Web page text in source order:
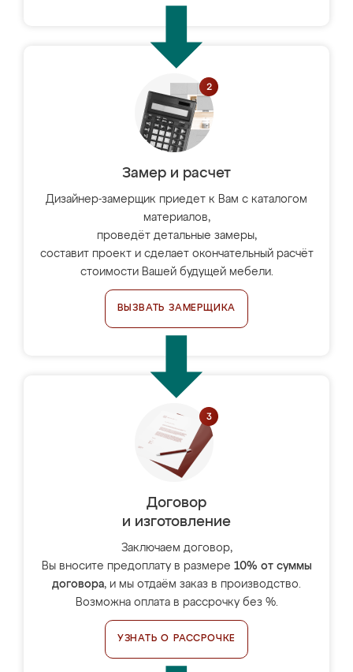
Замер и расчет
Дизайнер-замерщик приедет к Вам с каталогом
материалов,
проведёт детальные замеры,
составит проект и сделает окончательный расчёт
стоимости Вашей будущей мебели.
ВЫЗВАТЬ ЗАМЕРЩИКА
Договор
и изготовление
Заключаем договор,
Вы вносите предоплату в размере 10% от суммы
договора, и мы отдаём заказ в производство.
Возможна оплата в рассрочку без %.
УЗНАТЬ О РАССРОЧКЕ